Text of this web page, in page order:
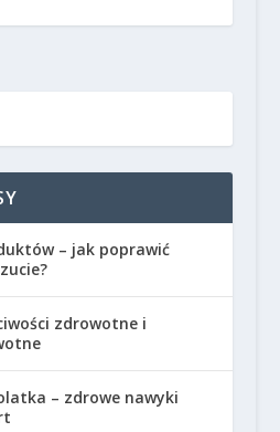
– jak poprawić
zdrowotne i
– zdrowe nawyki